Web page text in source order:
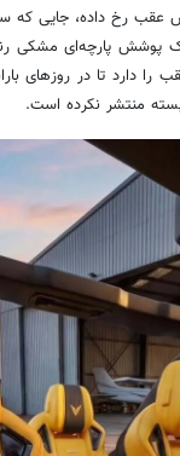
عقب رخ داده، جایی
پارچه‌ای مشکی‌
تا در روزهای
منتشر نکرده است.